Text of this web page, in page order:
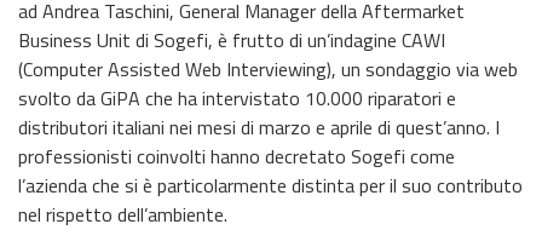
ad Andrea Taschini, General Manager della Aftermarket
Business Unit di Sogefi, è frutto di un’indagine CAWI
(Computer Assisted Web Interviewing), un sondaggio via web
svolto da GiPA che ha intervistato 10.000 riparatori e
distributori italiani nei mesi di marzo e aprile di quest’anno. I
professionisti coinvolti hanno decretato Sogefi come
l’azienda che si è particolarmente distinta per il suo contributo
nel rispetto dell’ambiente.